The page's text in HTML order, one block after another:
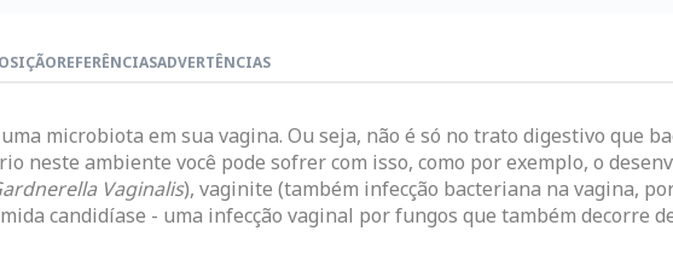
REFERÊNCIASADVERTÊNCIAS
microbiota em sua vagina. Ou seja, não é só no trato digestivo que
neste ambiente você pode sofrer com isso, como por exemplo, o
Vaginalis), vaginite (também infecção bacteriana na vagina,
candidíase - uma infecção vaginal por fungos que também decorre